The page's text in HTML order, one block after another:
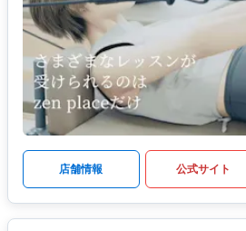
店舗情報 公式サイト